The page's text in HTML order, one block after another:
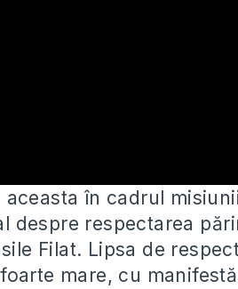
în cadrul
despre respectarea
Filat. Lipsa de
mare, cu